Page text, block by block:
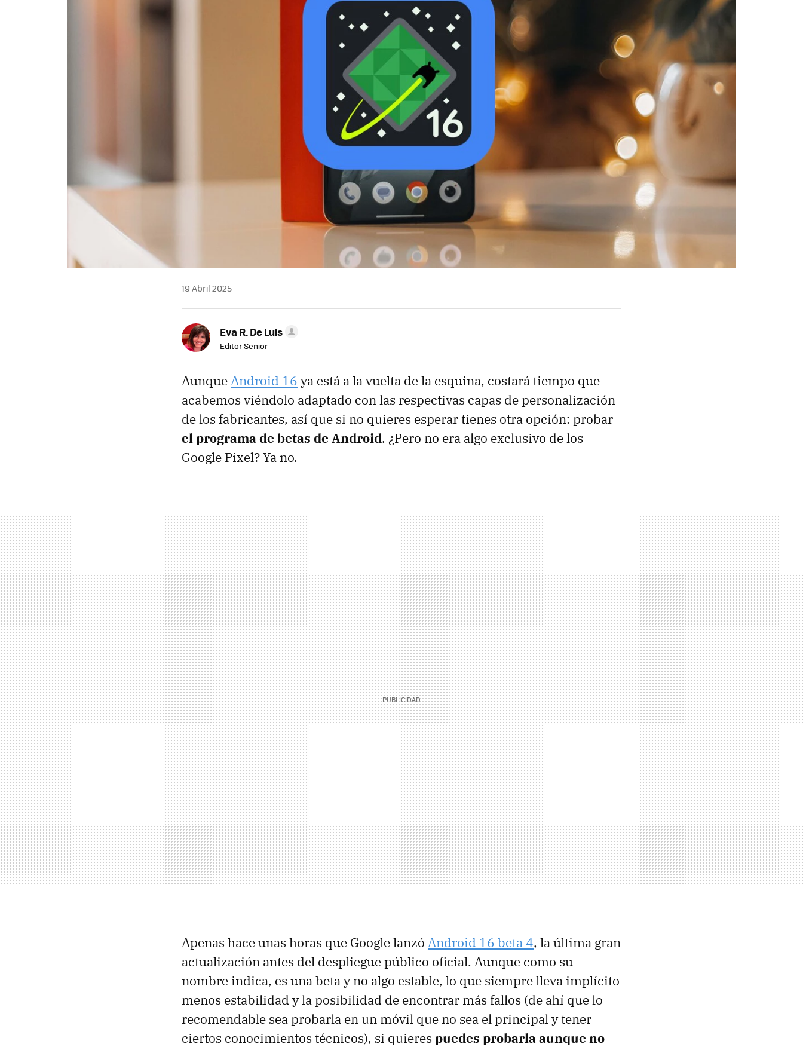
19 Abril 2025
Eva R. De Luis
Editor Senior
AunqueAndroid 16 ya está a la vuelta de la esquina, costará tiempo que
acabemos viéndolo adaptado con las respectivas capas de personalización
de los fabricantes, así que si no quieres esperar tienes otra opción: probar
el programa de betas de Android. ¿Pero no era algo exclusivo de los
Google Pixel? Ya no.
Apenas hace unas horas que Google lanzó Android 16 beta 4, la última gran
actualización antes del despliegue público oficial. Aunque como su
nombre indica, es una beta y no algo estable, lo que siempre lleva implícito
menos estabilidad y la posibilidad de encontrar más fallos (de ahí que lo
recomendable sea probarla en un móvil que no sea el principal y tener
ciertos conocimientos técnicos), si quieres puedes probarla aunque no